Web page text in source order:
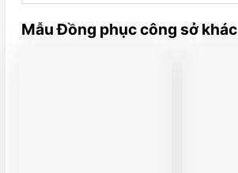
Mẫu Đồng phục công sở khác